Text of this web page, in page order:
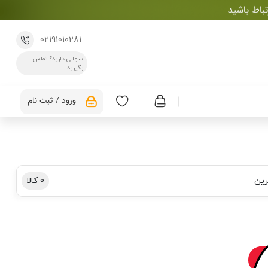
02191010281
سوالی دارید؟ تماس
بگیرید
ورود / ثبت نام
0 کالا